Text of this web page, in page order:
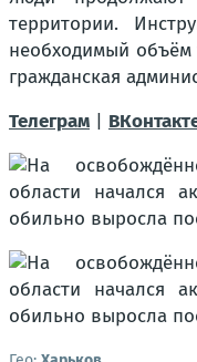
территории.
необходимый объём
гражданская
Телеграм |